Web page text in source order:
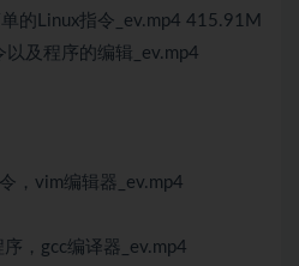
的 Linux指令_ev.mp4 415.91M
以及程序的编辑_ev.mp4
，vim编辑器_ev.mp4
序，gcc编译器_ev.mp4